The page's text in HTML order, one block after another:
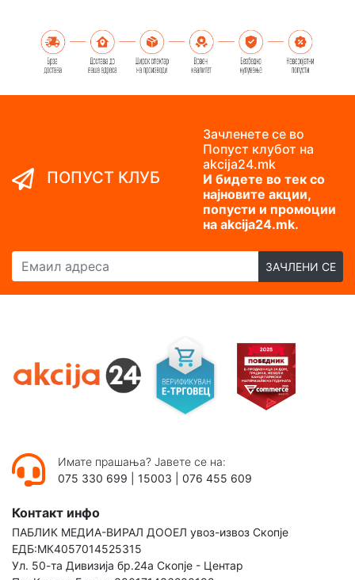
ПОПУСТ КЛУБ
Зачленете се во
Попуст клубот на
akcija24.mk
И бидете во тек со
најновите акции,
попусти и промоции
на akcija24.mk.
Емаил адреса
ЗАЧЛЕНИ СЕ
Имате прашања? Јавете се на:
075 330 699
15003 076 455 609
Контакт инфо
ПАБЛИК МЕДИА-ВИРАЛ ДООЕЛ увоз-извоз Скопје
ЕДБ:МК4057014525315
Ул. 50-та Дивизија бр.24а Скопје - Центар